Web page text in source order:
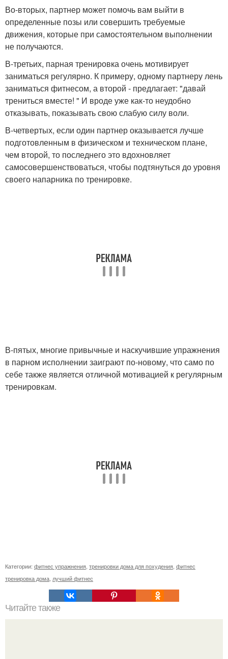
Во-вторых, партнер может помочь вам выйти в
определенные позы или совершить требуемые
движения, которые при самостоятельном выполнении
не получаются.
В-третьих, парная тренировка очень мотивирует
заниматься регулярно. К примеру, одному партнеру лень
заниматься фитнесом, а второй - предлагает: "давай
трениться вместе! " И вроде уже как-то неудобно
отказывать, показывать свою слабую силу воли.
В-четвертых, если один партнер оказывается лучше
подготовленным в физическом и техническом плане,
чем второй, то последнего это вдохновляет
самосовершенствоваться, чтобы подтянуться до уровня
своего напарника по тренировке.
В-пятых, многие привычные и наскучившие упражнения
в парном исполнении заиграют по-новому, что само по
себе также является отличной мотивацией к регулярным
тренировкам.
Категории: фитнес упражнения тренировки дома для похудения фитнес
тренировка дома лучший фитнес
Читайте также